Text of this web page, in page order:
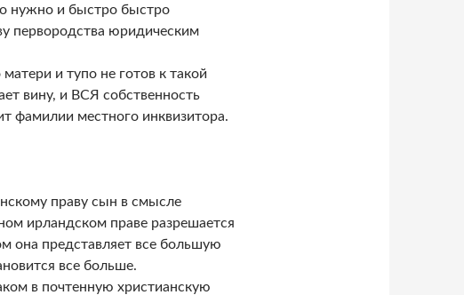
нужно и быстро быстро
первородства юридическим
и тупо не готов к такой
вину, и ВСЯ собственность
фамилии местного инквизитора.
праву сын в смысле
ирландском праве разрешается
она представляет все большую
все больше.
в почтенную христианскую